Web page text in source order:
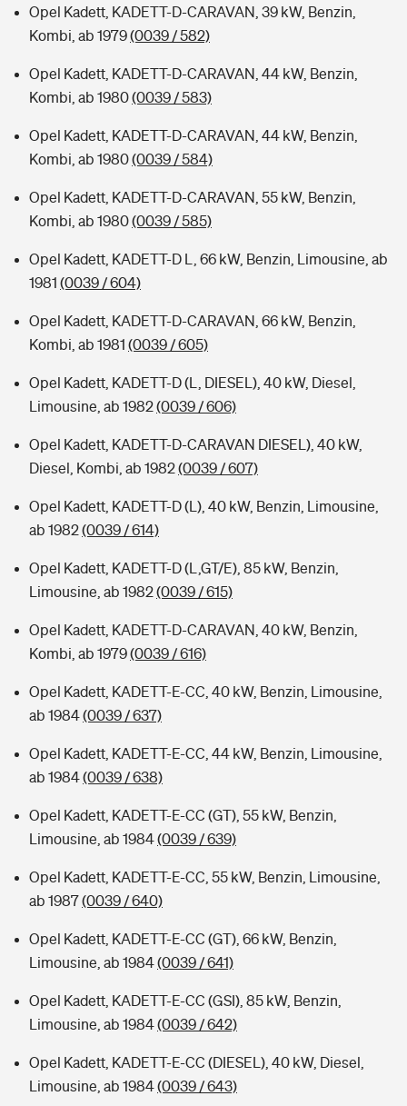
Opel Kadett, KADETT-D-CARAVAN, 39 kW, Benzin,
Kombi, ab 1979(0039 / 582)
Opel Kadett, KADETT-D-CARAVAN, 44 kW, Benzin,
Kombi, ab 1980(0039 / 583)
Opel Kadett, KADETT-D-CARAVAN, 44 kW, Benzin,
Kombi, ab 1980(0039 / 584)
Opel Kadett, KADETT-D-CARAVAN, 55 kW, Benzin,
Kombi, ab 1980(0039 / 585)
Opel Kadett, KADETT-D L, 66 kW, Benzin, Limousine, ab
1981 (0039 / 604)
Opel Kadett, KADETT-D-CARAVAN, 66 kW, Benzin,
Kombi, ab 1981 (0039 / 605)
Opel Kadett, KADETT-D (L, DIESEL), 40 kW, Diesel,
Limousine, ab 1982(0039 / 606)
Opel Kadett, KADETT-D-CARAVAN DIESEL), 40 kW,
Diesel, Kombi, ab 1982(0039 / 607)
Opel Kadett, KADETT-D (L), 40 kW, Benzin, Limousine,
ab 1982(0039 / 614)
Opel Kadett, KADETT-D (L,GT/E), 85 kW, Benzin,
Limousine, ab 1982(0039 / 615)
Opel Kadett, KADETT-D-CARAVAN, 40 kW, Benzin,
Kombi, ab 1979(0039 / 616)
Opel Kadett, KADETT-E-CC, 40 kW, Benzin, Limousine,
ab 1984(0039 / 637)
Opel Kadett, KADETT-E-CC, 44 kW, Benzin, Limousine,
ab 1984(0039 / 638)
Opel Kadett, KADETT-E-CC (GT), 55 kW, Benzin,
Limousine, ab 1984(0039 / 639)
Opel Kadett, KADETT-E-CC, 55 kW, Benzin, Limousine,
ab 1987(0039 / 640)
Opel Kadett, KADETT-E-CC (GT), 66 kW, Benzin,
Limousine, ab 1984(0039 / 641)
Opel Kadett, KADETT-E-CC (GSI), 85 kW, Benzin,
Limousine, ab 1984(0039 / 642)
Opel Kadett, KADETT-E-CC (DIESEL), 40 kW, Diesel,
Limousine, ab 1984(0039 / 643)